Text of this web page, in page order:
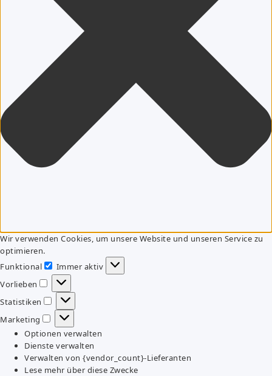
Wir verwenden Cookies, um unsere Website und unseren Service zu
optimieren.
Funktional
Funktional
Immer aktiv
Vorlieben
Vorlieben
Statistiken
Statistiken
Marketing
Marketing
Optionen verwalten
Dienste verwalten
Verwalten von {vendor_count}-Lieferanten
Lese mehr über diese Zwecke